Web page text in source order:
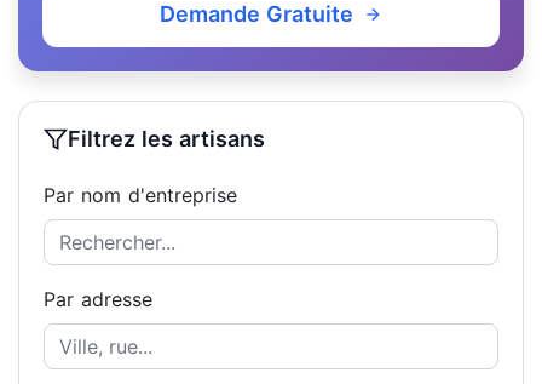
Demande Gratuite
Filtrez les artisans
Par nom d'entreprise
Par adresse